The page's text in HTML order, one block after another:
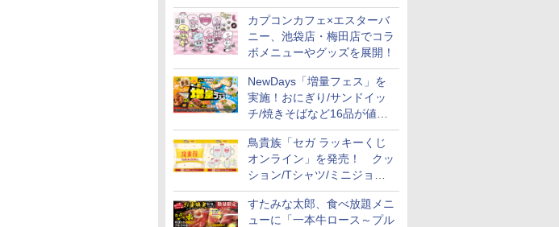
実施！水・日曜夜限定
カプコンカフェ×エスターバ
ニー、池袋店・梅田店でコラ
ボメニューやグッズを展開！
NewDays「増量フェス」を
実施！おにぎり/サンドイッ
チ/焼きそばなど16品が値段
そのままでボリュームアップ
鳥貴族「セガ ラッキーくじ
オンライン」を発売！ クッ
ション/Tシャツ/ミニジョッ
キ/ステッカーなど全7賞
すたみな太郎、食べ放題メニ
ューに「一本牛ロース～プル